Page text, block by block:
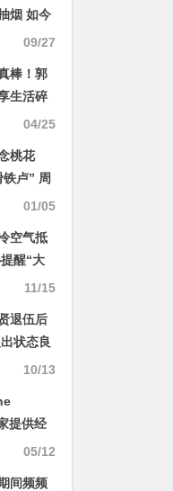
烟 如今
09/27
棒！郭
生活碎
04/25
桃花
卢” 周
01/05
空气抵
醒“大
11/15
退伍后
状态良
10/13
提供经
05/12
间频频